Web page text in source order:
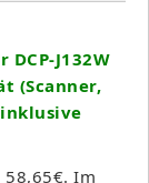
DCP-J132W
(Scanner,
inklusive
58,65€. Im